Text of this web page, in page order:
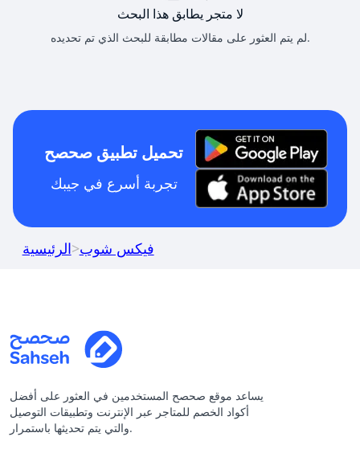
لا متجر يطابق هذا البحث
لم يتم العثور على مقالات مطابقة للبحث الذي تم تحديده.
تحميل تطبيق صحصح
تجربة أسرع في جيبك
الرئيسية>فيكس شوب
يساعد موقع صحصح المستخدمين في العثور على أفضل
أكواد الخصم للمتاجر عبر الإنترنت وتطبيقات التوصيل
والتي يتم تحديثها باستمرار.